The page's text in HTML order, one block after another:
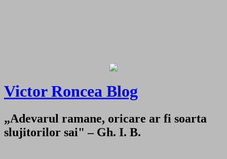
Victor Roncea Blog
„Adevarul ramane, oricare ar fi soarta
slujitorilor sai" – Gh. I. B.